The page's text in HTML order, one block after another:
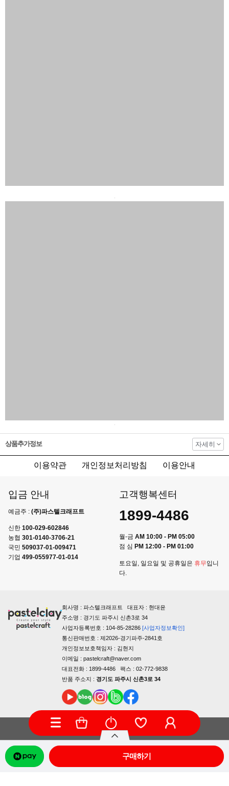
상품추가정보 자세히
이용약관 개인정보처리방침 이용안내
입금 안내
예금주 : (주)파스텔크래프트
신한 100-029-602846
농협 301-0140-3706-21
국민 509037-01-009471
기업 499-055977-01-014
고객행복센터
1899-4486
월-금 AM 10:00 - PM 05:00
점 심 PM 12:00 - PM 01:00
토요일, 일요일 및 공휴일은 휴무입니
다.
회사명 : 파스텔크래프트 대표자 : 현대윤
주소명 : 경기도 파주시 신촌3로 34
사업자등록번호 : 104-85-28286 [사업자정보확인]
통신판매번호 : 제2026-경기파주-2841호
개인정보보호책임자 : 김현지
이메일 : pastelcraft@naver.com
대표전화 : 1899-4486 팩스 : 02-772-9838
반품 주소지 : 경기도 파주시 신촌3로 34
COPYRIGHTⓒ PASTELCRAFT ALL RIGHTS RESERVED.